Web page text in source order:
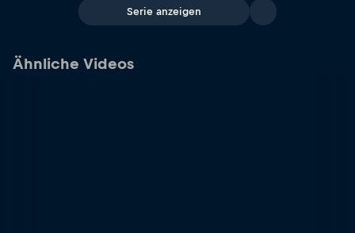
Serie anzeigen
Ähnliche Videos